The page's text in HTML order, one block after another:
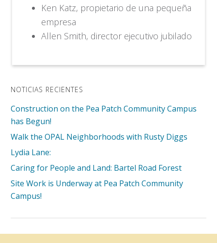
Ken Katz, propietario de una pequeña
empresa
Allen Smith, director ejecutivo jubilado
NOTICIAS RECIENTES
Construction on the Pea Patch Community Campus
has Begun!
Walk the OPAL Neighborhoods with Rusty Diggs
Lydia Lane:
Caring for People and Land: Bartel Road Forest
Site Work is Underway at Pea Patch Community
Campus!